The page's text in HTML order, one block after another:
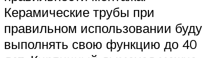
Керамические трубы при
правильном использовании буду
выполнять свою функцию до 40